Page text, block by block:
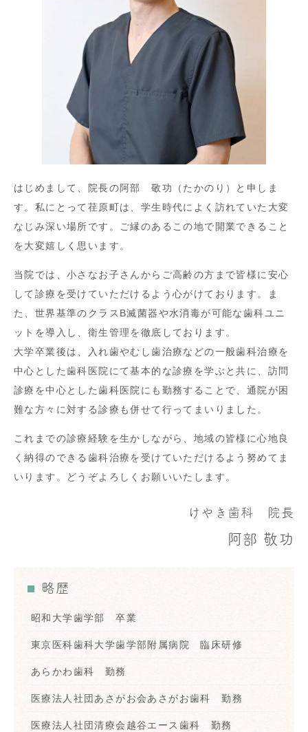
はじめまして、院長の阿部 敬功（たかのり）と申しま
す。私にとって荏原町は、学生時代によく訪れていた大変
なじみ深い場所です。ご縁のあるこの地で開業できること
を大変嬉しく思います。
当院では、小さなお子さんからご高齢の方まで皆様に安心
して診療を受けていただけるよう心がけております。ま
た、世界基準のクラスB滅菌器や水消毒が可能な歯科ユニ
ットを導入し、衛生管理を徹底しております。
大学卒業後は、入れ歯やむし歯治療などの一般歯科治療を
中心とした歯科医院にて基本的な診療を学ぶと共に、訪問
診療を中心とした歯科医院にも勤務することで、通院が困
難な方々に対する診療も併せて行ってまいりました。
これまでの診療経験を生かしながら、地域の皆様に心地良
く納得のできる歯科治療を受けていただけるよう努めてま
いります。どうぞよろしくお願いいたします。
けやき歯科 院長
阿部 敬功
略歴
昭和大学歯学部 卒業
東京医科歯科大学歯学部附属病院 臨床研修
あらかわ歯科 勤務
医療法人社団あさがお会あさがお歯科 勤務
医療法人社団清療会越谷エース歯科 勤務